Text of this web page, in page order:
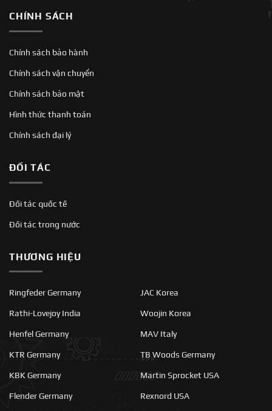
CHÍNH SÁCH
Chính sách bảo hành
Chính sách vận chuyển
Chính sách bảo mật
Hình thức thanh toán
Chính sách đại lý
ĐỐI TÁC
Đối tác quốc tế
Đối tác trong nước
THƯƠNG HIỆU
Ringfeder Germany
Rathi-Lovejoy India
Henfel Germany
KTR Germany
KBK Germany
Flender Germany
JAC Korea
Woojin Korea
MAV Italy
TB Woods Germany
Martin Sprocket USA
Rexnord USA